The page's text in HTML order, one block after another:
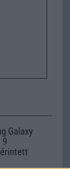
Galaxy
9